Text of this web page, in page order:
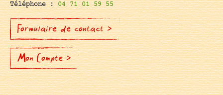
Téléphone :04 71 01 59 55
Formulaire de contact >
Mon Compte >